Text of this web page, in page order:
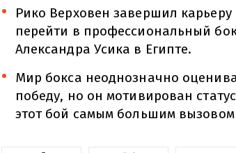
Рико Верховен завершил
перейти в профессиональный
Александра Усика в Египте.
Мир бокса неоднозначно
победу, но он мотивирован
этот бой самым большим